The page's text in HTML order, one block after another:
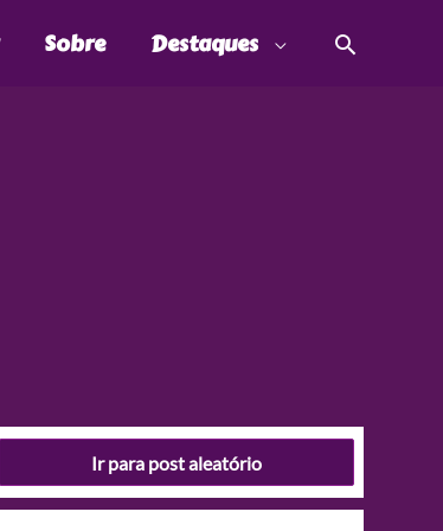
Sobre Destaques
Ir para post aleatório